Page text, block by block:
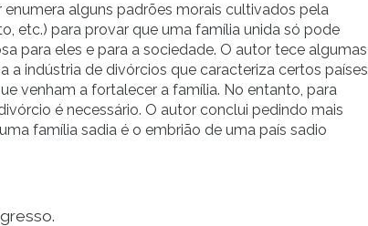
alguns padrões morais cultivados pela
etc.) para provar que uma família unida só pode
para eles e para a sociedade. O autor tece algumas
a indústria de divórcios que caracteriza certos países
venham a fortalecer a família. No entanto, para
é necessário. O autor conclui pedindo mais
família sadia é o embrião de uma país sadio